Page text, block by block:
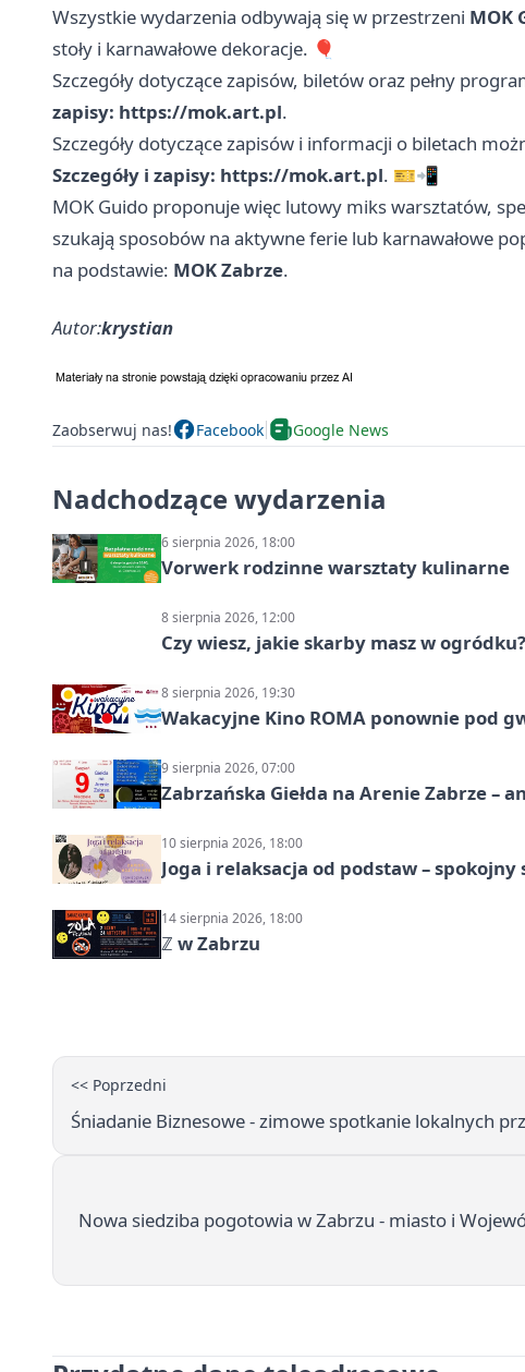
Wszystkie wydarzenia odbywają się w przestrzeni MOK
stoły i karnawałowe dekoracje. 🎈
Szczegóły dotyczące zapisów, biletów oraz pełny
zapisy: https://mok.art.pl.
Szczegóły dotyczące zapisów i informacji o biletach
Szczegóły i zapisy: https://mok.art.pl. 🎫📲
MOK Guido proponuje więc lutowy miks warsztatów,
szukają sposobów na aktywne ferie lub karnawałowe
na podstawie: MOK Zabrze.
Autor:krystian
Zaobserwuj nas! Facebook Google News
Nadchodzące wydarzenia
6 sierpnia 2026, 18:00
Vorwerk rodzinne warsztaty kulinarne
8 sierpnia 2026, 12:00
Czy wiesz, jakie skarby masz w
8 sierpnia 2026, 19:30
Wakacyjne Kino ROMA ponownie pod
9 sierpnia 2026, 07:00
Zabrzańska Giełda na Arenie Zabrze –
10 sierpnia 2026, 18:00
Joga i relaksacja od podstaw – spokojny
14 sierpnia 2026, 18:00
ℤ w Zabrzu
<< Poprzedni
Śniadanie Biznesowe - zimowe spotkanie lokalnych
Nowa siedziba pogotowia w Zabrzu - miasto i